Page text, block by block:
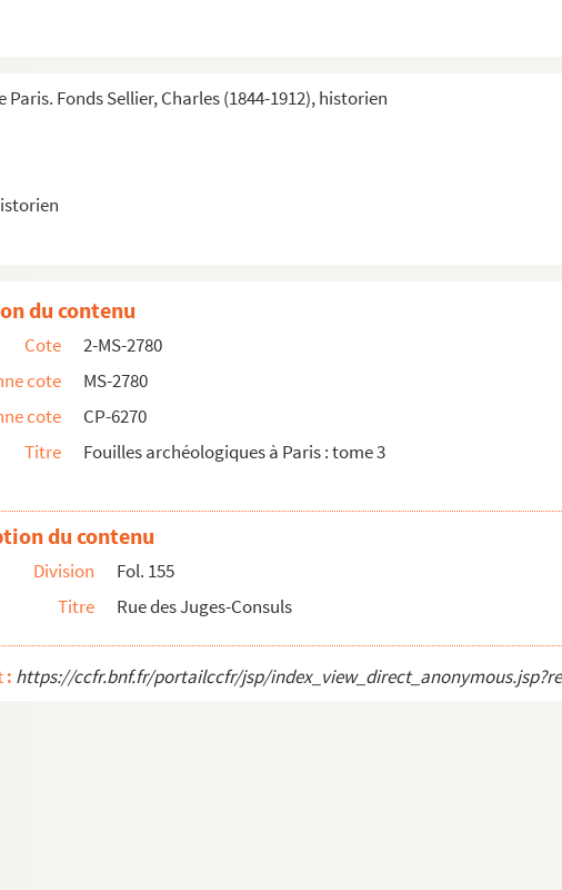
Fonds Sellier, Charles (1844-1912), historien
du contenu
Cote
2-MS-2780
cote
MS-2780
cote
CP-6270
Titre
Fouilles archéologiques à Paris : tome 3
du contenu
Division
Fol. 155
Titre
Rue des Juges-Consuls
: https://ccfr.bnf.fr/portailccfr/jsp/